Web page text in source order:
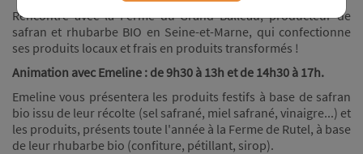
Rencontre avec la Ferme du Grand Balleau, producteur de
safran et rhubarbe BIO en Seine-et-Marne, qui confectionne
ses produits locaux et frais en produits transformés !
Animation avec Emeline : de 9h30 à 13h et de 14h30 à 17h.
Emeline vous présentera les produits festifs à base de safran
bio issu de leur récolte (sel safrané, miel safrané, vinaigre...) et
les produits, présents toute l'année à la Ferme de Rutel, à base
de leur rhubarbe bio (confiture, pétillant, sirop).